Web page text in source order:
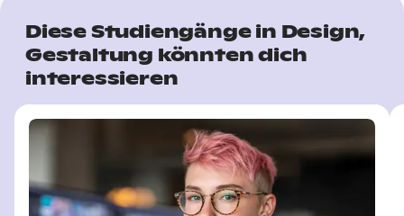
Diese Studiengänge in Design,
Gestaltung könnten dich
interessieren